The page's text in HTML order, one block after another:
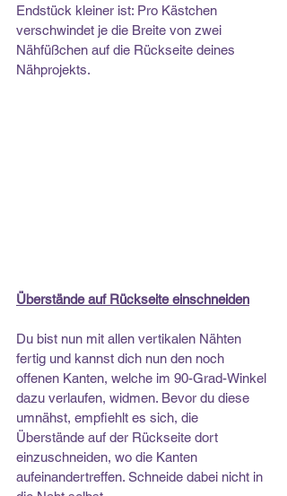
Endstück kleiner ist: Pro Kästchen
verschwindet je die Breite von zwei
Nähfüßchen auf die Rückseite deines
Nähprojekts.
Überstände auf Rückseite einschneiden
Du bist nun mit allen vertikalen Nähten
fertig und kannst dich nun den noch
offenen Kanten, welche im 90-Grad-Winkel
dazu verlaufen, widmen. Bevor du diese
umnähst, empfiehlt es sich, die
Überstände auf der Rückseite dort
einzuschneiden, wo die Kanten
aufeinandertreffen. Schneide dabei nicht in